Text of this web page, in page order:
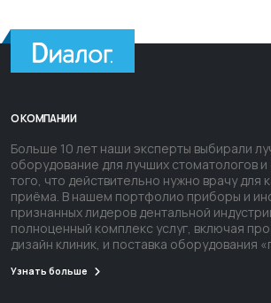
О КОМПАНИИ
Больше 10 лет наши эксперты выбирали
оборудование для лучших стоматологов
того, что действительно нужно врачу для
приёма. В нашем портфолио приборы и
признанных лидеров дентальной
полноценный комплекс услуг, включая
дизайн клиник, и поставка оборудования
Узнать больше